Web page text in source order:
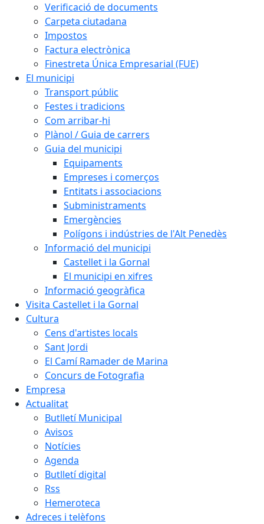
Verificació de documents
Carpeta ciutadana
Impostos
Factura electrònica
Finestreta Única Empresarial (FUE)
El municipi
Transport públic
Festes i tradicions
Com arribar-hi
Plànol / Guia de carrers
Guia del municipi
Equipaments
Empreses i comerços
Entitats i associacions
Subministraments
Emergències
Polígons i indústries de l'Alt Penedès
Informació del municipi
Castellet i la Gornal
El municipi en xifres
Informació geogràfica
Visita Castellet i la Gornal
Cultura
Cens d'artistes locals
Sant Jordi
El Camí Ramader de Marina
Concurs de Fotografia
Empresa
Actualitat
Butlletí Municipal
Avisos
Notícies
Agenda
Butlletí digital
Rss
Hemeroteca
Adreces i telèfons